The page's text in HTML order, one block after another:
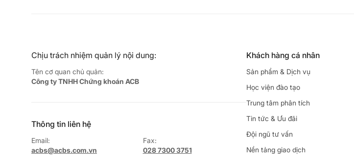
Chịu trách nhiệm quản lý nội dung:
Tên cơ quan chủ quản:
Công ty TNHH Chứng khoán ACB
Thông tin liên hệ
Email:
acbs@acbs.com.vn
Fax:
028 7300 3751
Khách hàng cá nhân
Sản phẩm & Dịch vụ
Học viện đào tạo
Trung tâm phân tích
Tin tức & Ưu đãi
Đội ngũ tư vấn
Nền tảng giao dịch